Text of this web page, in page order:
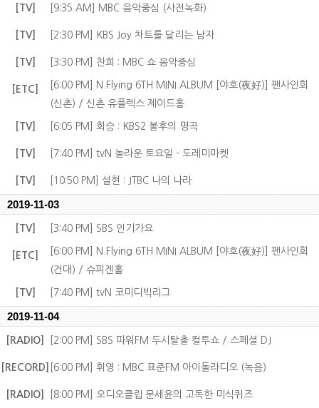
[TV] [9:35 AM] MBC 음악중심 (사전녹화)
[TV] [2:30 PM] KBS Joy 차트를 달리는 남자
[TV] [3:30 PM] 찬희 : MBC 쇼 음악중심
[ETC]
[6:00 PM] N.Flying 6TH MINI ALBUM [야호(夜好)] 팬사인회
(신촌) / 신촌 유플렉스 제이드홀
[TV] [6:05 PM] 회승 : KBS2 불후의 명곡
[TV] [7:40 PM] tvN 놀라운 토요일 - 도레미마켓
[TV] [10:50 PM] 설현 : JTBC 나의 나라
2019-11-03
[TV] [3:40 PM] SBS 인기가요
[ETC]
[6:00 PM] N.Flying 6TH MINI ALBUM [야호(夜好)] 팬사인회
(건대) / 슈피겐홀
[TV] [7:40 PM] tvN 코미디빅리그
2019-11-04
[RADIO] [2:00 PM] SBS 파워FM 두시탈출 컬투쇼 / 스페셜 DJ
[RECORD] [6:00 PM] 휘영 : MBC 표준FM 아이돌라디오 (녹음)
[RADIO] [8:00 PM] 오디오클립 문세윤의 고독한 미식퀴즈